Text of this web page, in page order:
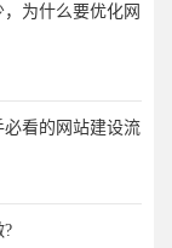
为什么要优化网
必看的网站建设流
?